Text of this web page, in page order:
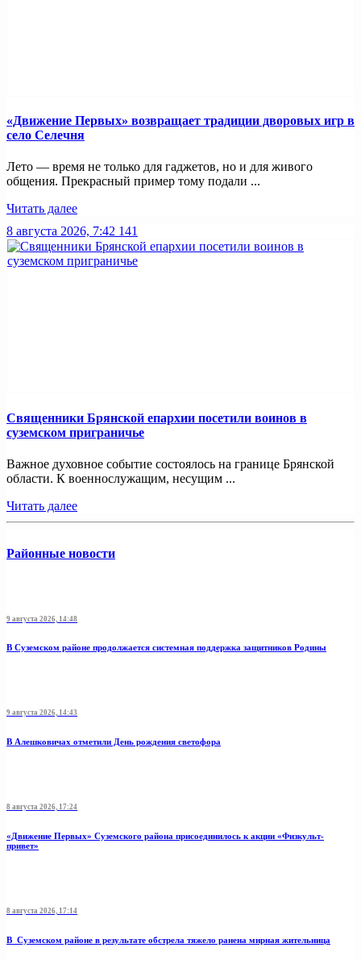
«Движение Первых» возвращает традиции дворовых игр в
село Селечня
Лето — время не только для гаджетов, но и для живого
общения. Прекрасный пример тому подали ...
Читать далее
8 августа 2026, 7:42 141
Священники Брянской епархии посетили воинов в
суземском приграничье
Важное духовное событие состоялось на границе Брянской
области. К военнослужащим, несущим ...
Читать далее
Районные новости
9 августа 2026, 14:48
В Суземском районе продолжается системная поддержка защитников Родины
9 августа 2026, 14:43
В Алешковичах отметили День рождения светофора
8 августа 2026, 17:24
«Движение Первых» Суземского района присоединилось к акции «Физкульт-
привет»
8 августа 2026, 17:14
В Суземском районе в результате обстрела тяжело ранена мирная жительница